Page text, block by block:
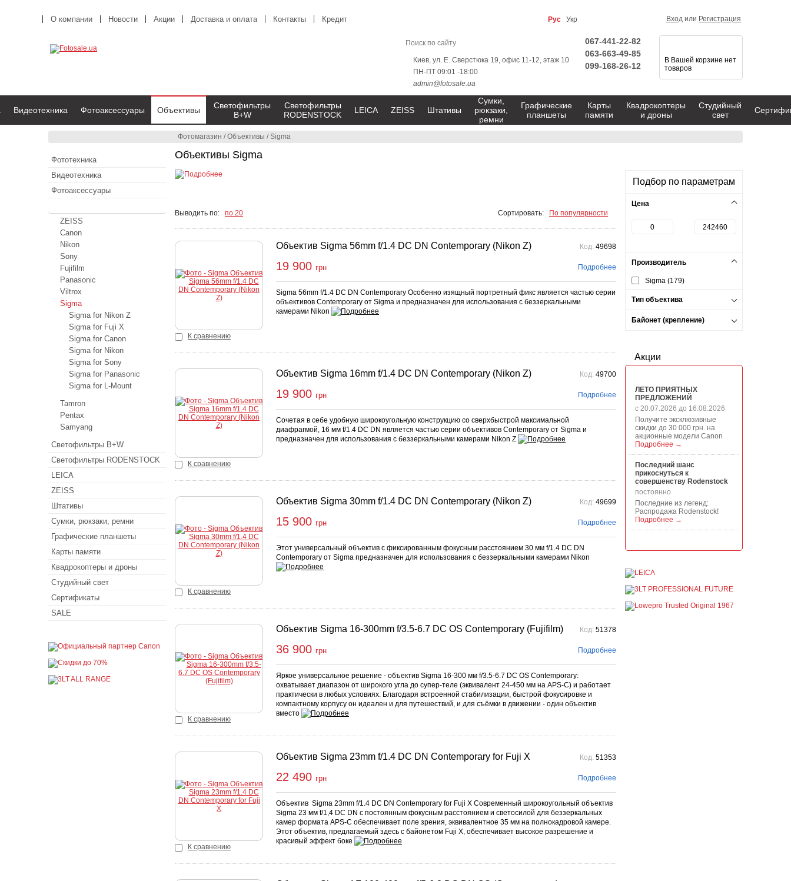
Фотомагазин /Объективы /Sigma
Объективы Sigma
Выводить по: по 20 Сортировать: По популярности
К сравнению
Объектив Sigma 56mm f/1.4 DC DN Contemporary (Nikon Z) Код: 49698
19 900 грн Подробнее
Sigma 56mm f/1.4 DC DN Contemporary Особенно изящный портретный фикс является частью серии
объективов Contemporary от Sigma и предназначен для использования с беззеркальными
камерами Nikon
К сравнению
Объектив Sigma 16mm f/1.4 DC DN Contemporary (Nikon Z) Код: 49700
19 900 грн Подробнее
Сочетая в себе удобную широкоугольную конструкцию со сверхбыстрой максимальной
диафрагмой, 16 мм f/1.4 DC DN является частью серии объективов Contemporary от Sigma и
предназначен для использования с беззеркальными камерами Nikon Z
К сравнению
Объектив Sigma 30mm f/1.4 DC DN Contemporary (Nikon Z) Код: 49699
15 900 грн Подробнее
Этот универсальный объектив с фиксированным фокусным расстоянием 30 мм f/1.4 DC DN
Contemporary от Sigma предназначен для использования с беззеркальными камерами Nikon
К сравнению
Объектив Sigma 16-300mm f/3.5-6.7 DC OS Contemporary (Fujifilm) Код: 51378
36 900 грн Подробнее
Яркое универсальное решение - объектив Sigma 16-300 мм f/3.5-6.7 DC OS Contemporary:
охватывает диапазон от широкого угла до супер-теле (эквивалент 24-450 мм на APS-C) и работает
практически в любых условиях. Благодаря встроенной стабилизации, быстрой фокусировке и
компактному корпусу он идеален и для путешествий, и для съёмки в движении - один объектив
вместо
К сравнению
Объектив Sigma 23mm f/1.4 DC DN Contemporary for Fuji X Код: 51353
22 490 грн Подробнее
Объектив Sigma 23mm f/1.4 DC DN Contemporary for Fuji X Современный широкоугольный объектив
Sigma 23 мм f/1,4 DC DN с постоянным фокусным расстоянием и светосилой для беззеркальных
камер формата APS-C обеспечивает поле зрения, эквивалентное 35 мм на полнокадровой камере.
Этот объектив, предлагаемый здесь с байонетом Fuji X, обеспечивает высокое разрешение и
красивый эффект боке
Подбор по параметрам
Цена
Производитель
Sigma (179)
Тип объектива
Байонет (крепление)
Акции
ЛЕТО ПРИЯТНЫХ
ПРЕДЛОЖЕНИЙ
с 20.07.2026 до 16.08.2026
Получите эксклюзивные
скидки до 30 000 грн. на
акционные модели Canon
Подробнее →
Последний шанс
прикоснуться к
совершенству Rodenstock
постоянно
Последние из легенд:
Распродажа Rodenstock!
Подробнее →
Manfrotto, National
продукции Manfrotto, National
гарантиров...
Подробнее →
О компании Новости Акции Доставка и оплата Контакты Кредит Рус Укр Вход или Регистрация
Киев, ул. Е. Сверстюка 19, офис 11-12, этаж 10
ПН-ПТ 09:01 -18:00
admin@fotosale.ua
067-441-22-82
063-663-49-85
099-168-26-12
В Вашей корзине нет
товаров
Видеотехника Фотоаксессуары Объективы
Светофильтры
B+W
Светофильтры
RODENSTOCK
LEICA ZEISS Штативы
Сумки,
рюкзаки,
ремни
Графические
планшеты
Карты
памяти
Квадрокоптеры
и дроны
Студийный
свет
Фототехника
Видеотехника
Фотоаксессуары
ZEISS
Canon
Nikon
Sony
Fujifilm
Panasonic
Viltrox
Sigma
Sigma for Nikon Z
Sigma for Fuji X
Sigma for Canon
Sigma for Nikon
Sigma for Sony
Sigma for Panasonic
Sigma for L-Mount
Tamron
Pentax
Samyang
Светофильтры B+W
Светофильтры RODENSTOCK
LEICA
ZEISS
Штативы
Сумки, рюкзаки, ремни
Графические планшеты
Карты памяти
Квадрокоптеры и дроны
Студийный свет
Сертификаты
SALE